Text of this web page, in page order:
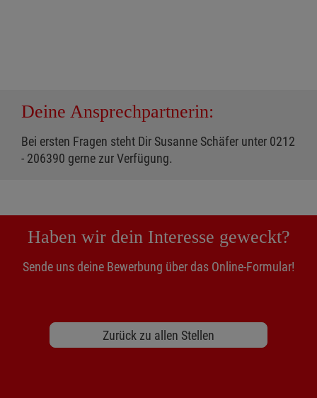
Deine Ansprechpartnerin:
Bei ersten Fragen steht Dir Susanne Schäfer unter 0212
- 206390 gerne zur Verfügung.
Haben wir dein Interesse geweckt?
Sende uns deine Bewerbung über das Online-Formular!
Zurück zu allen Stellen